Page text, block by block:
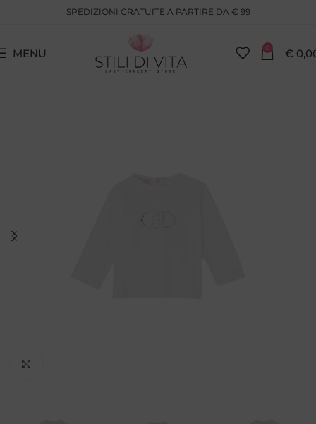
SPEDIZIONI GRATUITE A PARTIRE DA € 99
MENU 0 €